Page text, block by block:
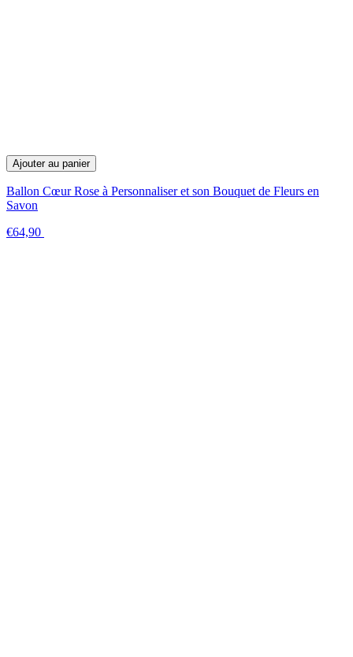
Ajouter au panier
Ballon Cœur Rose à Personnaliser et son Bouquet de Fleurs en
Savon
€64,90